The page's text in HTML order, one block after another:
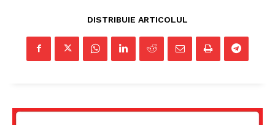
DISTRIBUIE ARTICOLUL